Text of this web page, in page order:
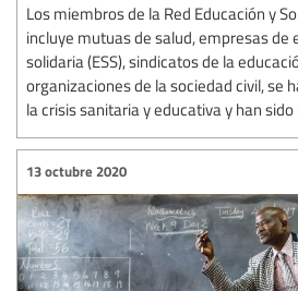
Los miembros de la Red Educación y
incluye mutuas de salud, empresas de
solidaria (ESS), sindicatos de la
organizaciones de la sociedad civil, se
la crisis sanitaria y educativa y han
13 octubre 2020